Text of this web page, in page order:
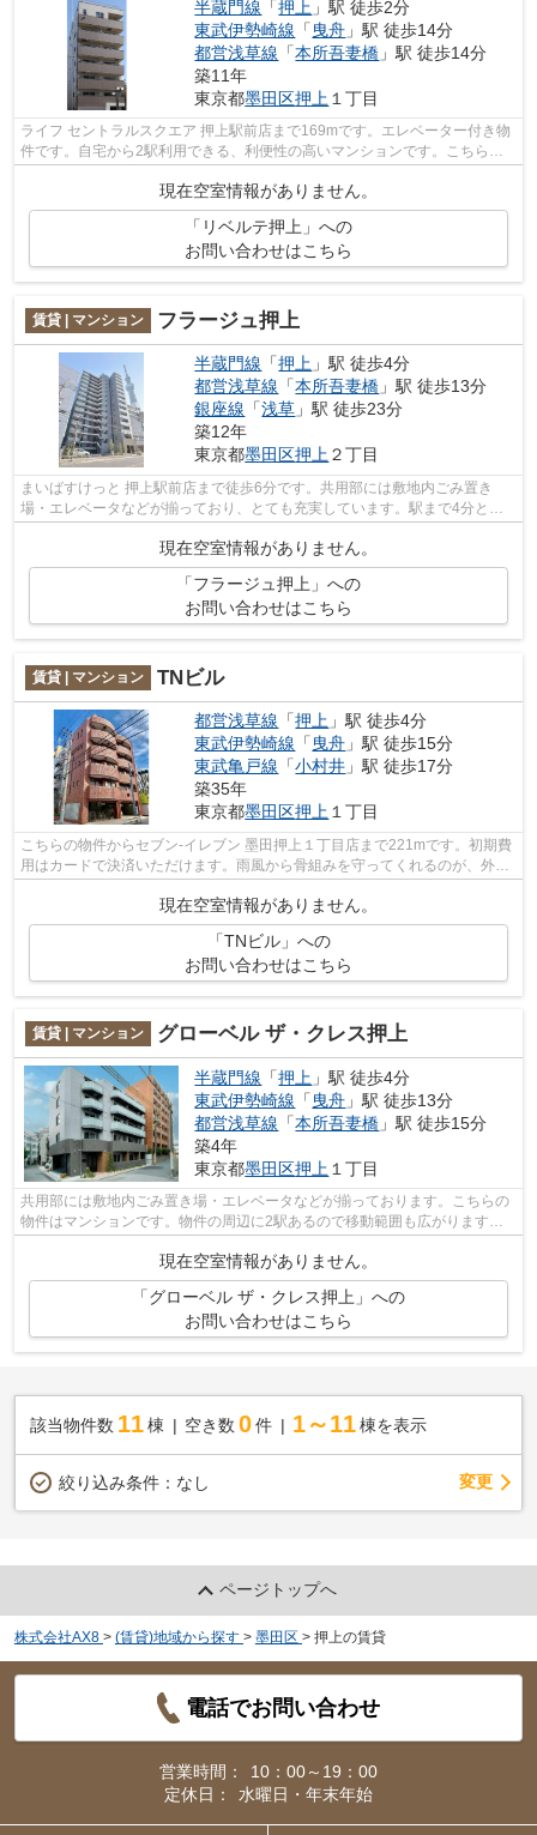
半蔵門線 「押上 」駅 徒歩2分
東武伊勢崎線 「 曳舟 」駅 徒歩14分
都営浅草線 「本所吾妻橋 」駅 徒歩14分
築11年
東京都墨田区押上 １丁目
ライフ セントラルスクエア 押上駅前店まで169mです。エレベーター付き物
件です。自宅から2駅利用できる、利便性の高いマンションです。こちらは
現在空室情報がありません。
「リベルテ押上」への
お問い合わせはこちら
賃貸 | マンション フラージュ押上
半蔵門線 「押上 」駅 徒歩4分
都営浅草線 「本所吾妻橋 」駅 徒歩13分
銀座線 「浅草 」駅 徒歩23分
築12年
東京都墨田区押上２丁目
まいばすけっと 押上駅前店まで徒歩6分です。共用部には敷地内ごみ置き
場・エレベータなどが揃っており、とても充実しています。駅まで4分と、
現在空室情報がありません。
「フラージュ押上」への
お問い合わせはこちら
賃貸 | マンション TNビル
都営浅草線 「押上 」駅 徒歩4分
東武伊勢崎線 「 曳舟 」駅 徒歩15分
東武亀戸線 「小村井 」駅 徒歩17分
築35年
東京都墨田区押上 １丁目
こちらの物件からセブン‐イレブン 墨田押上１丁目店まで221mです。初期費
用はカードで決済いただけます。雨風から骨組みを守ってくれるのが、外観
タイル張りです。通風良好の涼しく気...
現在空室情報がありません。
「TNビル」への
お問い合わせはこちら
賃貸 | マンション グローベル ザ・クレス押上
半蔵門線 「押上 」駅 徒歩4分
東武伊勢崎線 「 曳舟 」駅 徒歩13分
都営浅草線 「本所吾妻橋 」駅 徒歩15分
築4年
東京都墨田区押上 １丁目
共用部には敷地内ごみ置き場・エレベータなどが揃っております。こちらの
物件はマンションです。物件の周辺に2駅あるので移動範囲も広がります。
現在空室情報がありません。
「グローベル ザ・クレス押上」への
お問い合わせはこちら
該当物件数 11棟 空き数 0 件 1～11 棟を表示
絞り込み条件： なし 変更
ページトップへ
株式会社AX8 > (賃貸)地域から探す > 墨田区 > 押上の賃貸
電話でお問い合わせ
営業時間：
10：00～19：00
定休日：
水曜日・年末年始